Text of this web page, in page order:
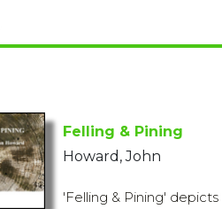
Felling & Pining
Howard, John
'Felling & Pining'